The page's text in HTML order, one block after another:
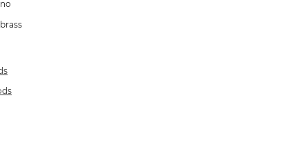
no
brass